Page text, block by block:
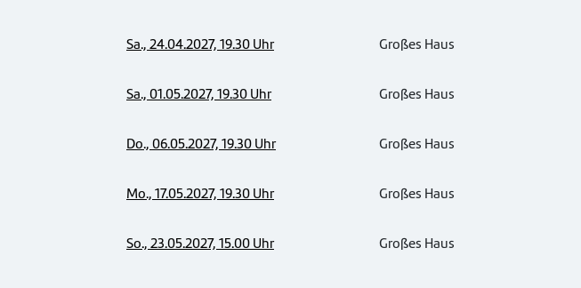
Sa., 24.04.2027, 19.30 Uhr Großes Haus
Sa., 01.05.2027, 19.30 Uhr Großes Haus
Do., 06.05.2027, 19.30 Uhr Großes Haus
Mo., 17.05.2027, 19.30 Uhr Großes Haus
So., 23.05.2027, 15.00 Uhr Großes Haus